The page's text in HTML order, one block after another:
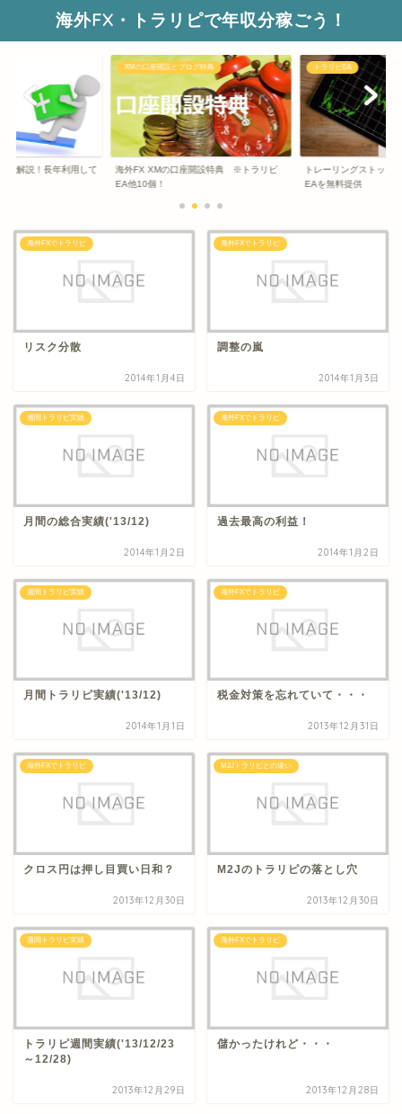
海外FX・トラリピで年収分稼ごう！
底解説！長年利用して
XMの口座開設とブログ特典
海外FX XMの口座開設特典 ※トラリピ
EA他10個！
トラリピEA
トレーリングストップ
EAを無料提供
海外FXでトラリピ
リスク分散
2014年1月4日
海外FXでトラリピ
調整の嵐
2014年1月3日
週間トラリピ実績
月間の総合実績('13/12)
2014年1月2日
海外FXでトラリピ
過去最高の利益！
2014年1月2日
週間トラリピ実績
月間トラリピ実績('13/12)
2014年1月1日
海外FXでトラリピ
税金対策を忘れていて・・・
2013年12月31日
海外FXでトラリピ
クロス円は押し目買い日和？
2013年12月30日
M2Jトラリピとの違い
M2Jのトラリピの落とし穴
2013年12月30日
週間トラリピ実績
トラリピ週間実績('13/12/23
～12/28)
2013年12月29日
海外FXでトラリピ
儲かったけれど・・・
2013年12月28日